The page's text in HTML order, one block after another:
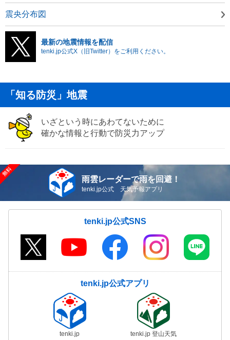
震央分布図
最新の地震情報を配信
tenki.jp公式X（旧Twitter）をご利用ください。
「知る防災」地震
いざという時にあわてないために
確かな情報と行動で防災力アップ
雨雲レーダーで雨を回避！
tenki.jp公式 天気予報アプリ
tenki.jp公式SNS
tenki.jp公式アプリ
tenki.jp tenki.jp 登山天気